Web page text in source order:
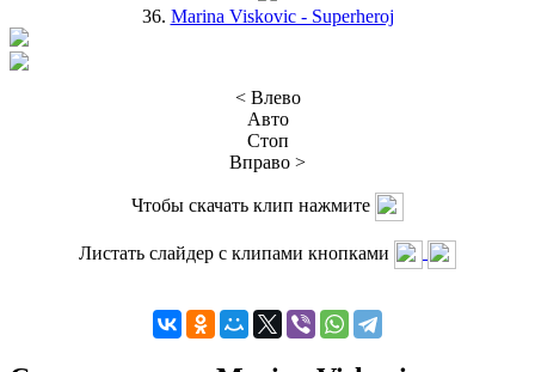
36. Marina Viskovic - Superheroj
< Влево
Авто
Стоп
Вправо >
Чтобы скачать клип нажмите
Листать слайдер с клипами кнопками